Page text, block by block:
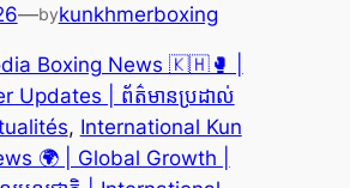
—bykunkhmerboxing
Boxing News 🇰🇭🥊 |
Updates | ព័ត៌មានប្រដាល់
, International Kun
🌍 | Global Growth |